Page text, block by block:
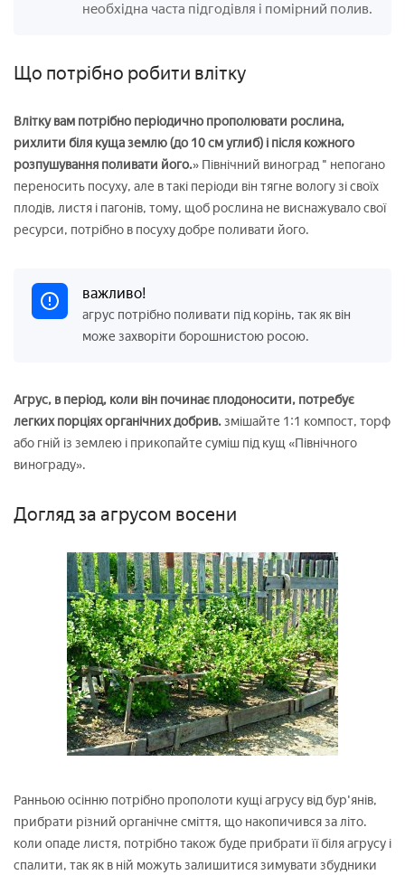
необхідна часта підгодівля і помірний полив.
Що потрібно робити влітку
Влітку вам потрібно періодично прополювати рослина,
рихлити біля куща землю (до 10 см углиб) і після кожного
розпушування поливати його.» Північний виноград " непогано
переносить посуху, але в такі періоди він тягне вологу зі своїх
плодів, листя і пагонів, тому, щоб рослина не виснажувало свої
ресурси, потрібно в посуху добре поливати його.
важливо!
агрус потрібно поливати під корінь, так як він
може захворіти борошнистою росою.
Агрус, в період, коли він починає плодоносити, потребує
легких порціях органічних добрив.змішайте 1:1 компост, торф
або гній із землею і прикопайте суміш під кущ «Північного
винограду».
Догляд за агрусом восени
Ранньою осінню потрібно прополоти кущі агрусу від бур'янів,
прибрати різний органічне сміття, що накопичився за літо.
коли опаде листя, потрібно також буде прибрати її біля агрусу і
спалити, так як в ній можуть залишитися зимувати збудники